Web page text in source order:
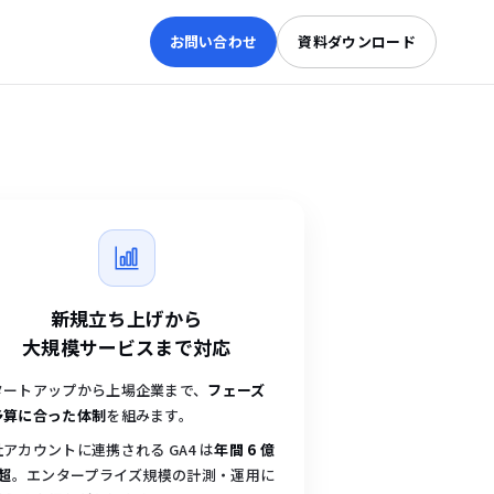
お問い合わせ 資料ダウンロード
新規立ち上げから
大規模サービスまで対応
トアップから上場企業まで、 フェーズ
算に合った体制を組みます。
カウントに連携される GA4 は年間 6 億
。エンタープライズ規模の計測・運用に